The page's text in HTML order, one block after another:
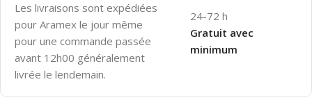
Les livraisons sont expédiées
pour Aramex le jour même
pour une commande passée
avant 12h00 généralement
livrée le lendemain.
24-72 h
Gratuit avec
minimum